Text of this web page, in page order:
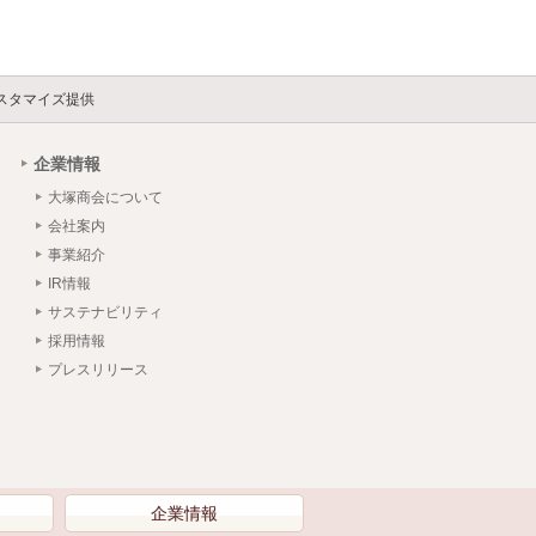
タマイズ提供
企業情報
大塚商会について
会社案内
事業紹介
IR情報
サステナビリティ
採用情報
プレスリリース
企業情報